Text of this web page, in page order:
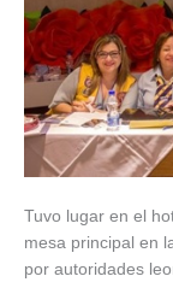
Tuvo lugar en el
mesa principal en
por autoridades